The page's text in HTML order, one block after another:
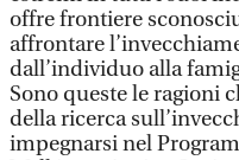
offre frontiere
affrontare
dall’individuo alla
Sono queste le ragioni
della ricerca
impegnarsi nel